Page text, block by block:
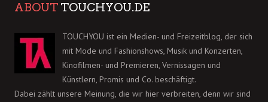
ABOUT TOUCHYOU.DE
TOUCHYOU ist ein Medien- und Freizeitblog, der sich
mit Mode und Fashionshows, Musik und Konzerten,
Kinofilmen- und Premieren, Vernissagen und
Künstlern, Promis und Co. beschäftigt.
Dabei zählt unsere Meinung, die wir hier verbreiten, denn wir sind